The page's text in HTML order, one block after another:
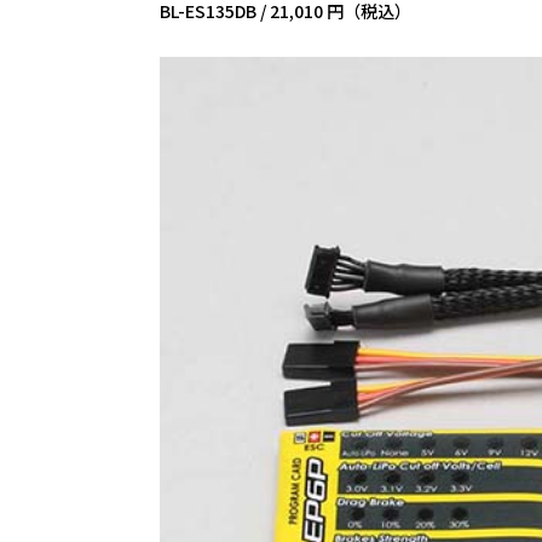
BL-ES135DB / 21,010 円（税込）